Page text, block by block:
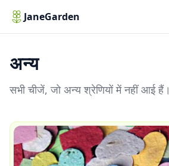
JaneGarden
अन्य
सभी चीजें, जो अन्य श्रेणियों में नहीं आई हैं।